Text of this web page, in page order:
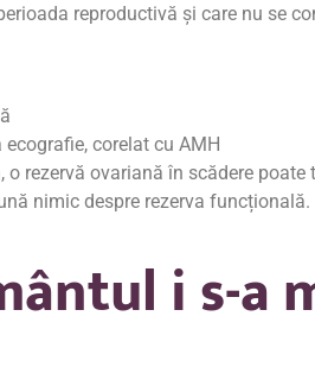
reproductivă și care nu se
corelat cu AMH
rezervă ovariană în scădere
nimic despre rezerva
i s-a